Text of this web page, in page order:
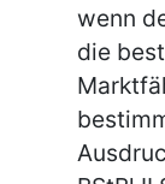
wenn
die